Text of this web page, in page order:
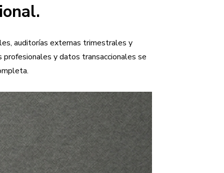
auditorías externas trimestrales y
profesionales y datos transaccionales se